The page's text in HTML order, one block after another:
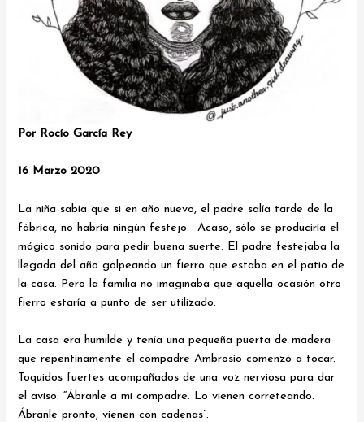
Por Rocío García Rey
16 Marzo 2020
La niña sabía que si en año nuevo, el padre salía tarde de la
fábrica, no habría ningún festejo. Acaso, sólo se produciría el
mágico sonido para pedir buena suerte. El padre festejaba la
llegada del año golpeando un fierro que estaba en el patio de
la casa. Pero la familia no imaginaba que aquella ocasión otro
fierro estaría a punto de ser utilizado.
La casa era humilde y tenía una pequeña puerta de madera
que repentinamente el compadre Ambrosio comenzó a tocar.
Toquidos fuertes acompañados de una voz nerviosa para dar
el aviso: “Ábranle a mi compadre. Lo vienen correteando.
Ábranle pronto, vienen con cadenas”.